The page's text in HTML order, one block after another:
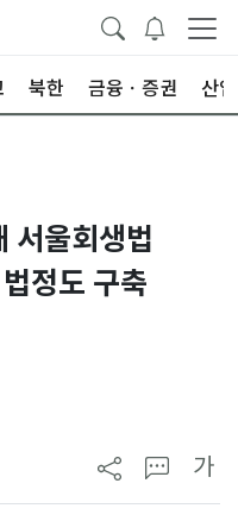
북한 금융ㆍ증권 산업
서울회생법
정도 구축
가